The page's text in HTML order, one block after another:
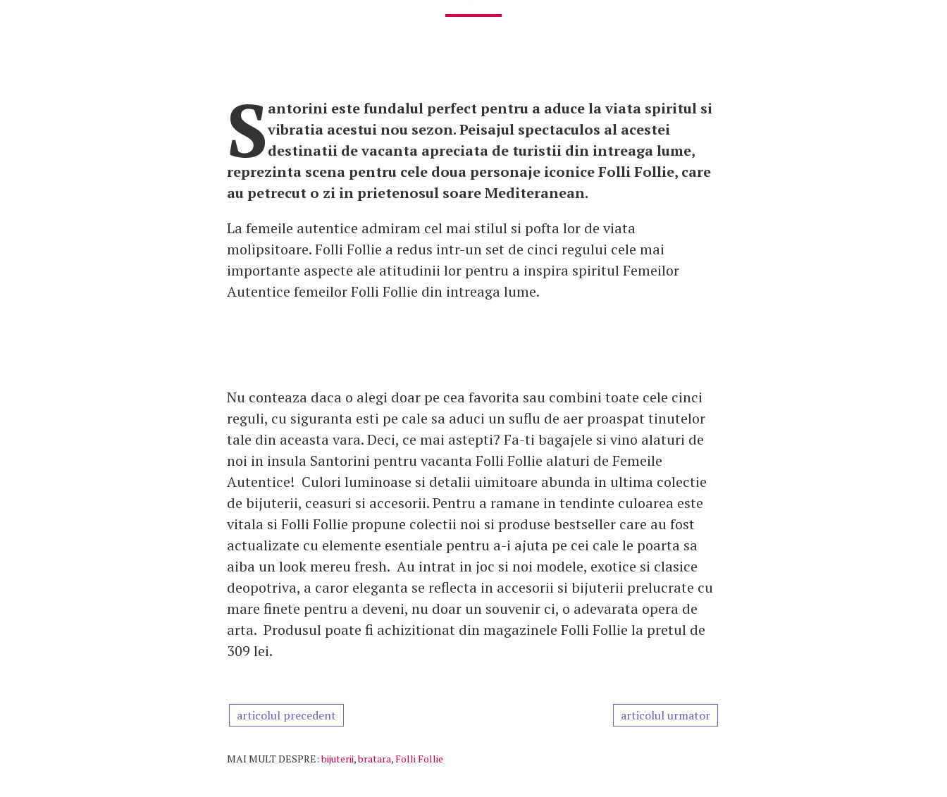
Santorini este fundalul perfect pentru a aduce la viata spiritul si
vibratia acestui nou sezon. Peisajul spectaculos al acestei
destinatii de vacanta apreciata de turistii din intreaga lume,
reprezinta scena pentru cele doua personaje iconice Folli Follie, care
au petrecut o zi in prietenosul soare Mediteranean.
La femeile autentice admiram cel mai stilul si pofta lor de viata
molipsitoare. Folli Follie a redus intr-un set de cinci regului cele mai
importante aspecte ale atitudinii lor pentru a inspira spiritul Femeilor
Autentice femeilor Folli Follie din intreaga lume.
Nu conteaza daca o alegi doar pe cea favorita sau combini toate cele cinci
reguli, cu siguranta esti pe cale sa aduci un suflu de aer proaspat tinutelor
tale din aceasta vara. Deci, ce mai astepti? Fa-ti bagajele si vino alaturi de
noi in insula Santorini pentru vacanta Folli Follie alaturi de Femeile
Autentice! Culori luminoase si detalii uimitoare abunda in ultima colectie
de bijuterii, ceasuri si accesorii. Pentru a ramane in tendinte culoarea este
vitala si Folli Follie propune colectii noi si produse bestseller care au fost
actualizate cu elemente esentiale pentru a-i ajuta pe cei cale le poarta sa
aiba un look mereu fresh. Au intrat in joc si noi modele, exotice si clasice
deopotriva, a caror eleganta se reflecta in accesorii si bijuterii prelucrate cu
mare finete pentru a deveni, nu doar un souvenir ci, o adevarata opera de
arta. Produsul poate fi achizitionat din magazinele Folli Follie la pretul de
309 lei.
articolul precedent articolul urmator
MAI MULT DESPRE: bijuterii,bratara,Folli Follie